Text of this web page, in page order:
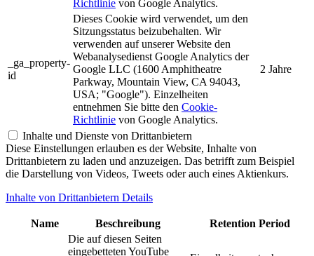
Richtlinie von Google Analytics.
_ga_property-
id
Dieses Cookie wird verwendet, um den
Sitzungsstatus beizubehalten. Wir
verwenden auf unserer Website den
Webanalysedienst Google Analytics der
Google LLC (1600 Amphitheatre
Parkway, Mountain View, CA 94043,
USA; "Google"). Einzelheiten
entnehmen Sie bitte den Cookie-
Richtlinie von Google Analytics.
2 Jahre
Inhalte und Dienste von Drittanbietern
Diese Einstellungen erlauben es der Website, Inhalte von
Drittanbietern zu laden und anzuzeigen. Das betrifft zum Beispiel
die Darstellung von Videos, Tweets oder auch eines Aktienkurs.
Inhalte von Drittanbietern Details
Name Beschreibung Retention Period
Die auf diesen Seiten
eingebetteten YouTube